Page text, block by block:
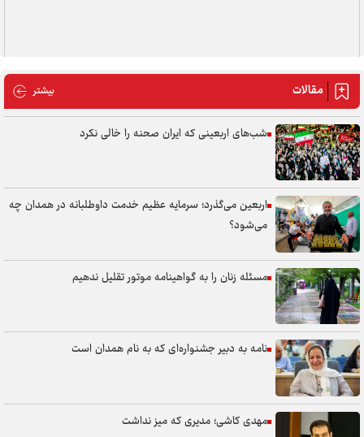
مقالات بیشتر مقالات
شب‌های اربعینی که ایران صحنه را خالی نکرد
اربعین می‌گذرد؛ سرمایه عظیم خدمت داوطلبانه در همدان چه
می‌شود؟
مسئله زنان را به گواهینامه موتور تقلیل ندهیم
نامه به دبیر جشنواره‌ای که به نام همدان است
مهدی کاشی؛ مدیری که میز نداشت